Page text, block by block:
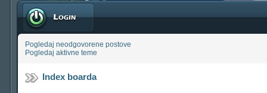
Prijavite se
Pogledaj neodgovorene postove
Pogledaj aktivne teme
Index boarda